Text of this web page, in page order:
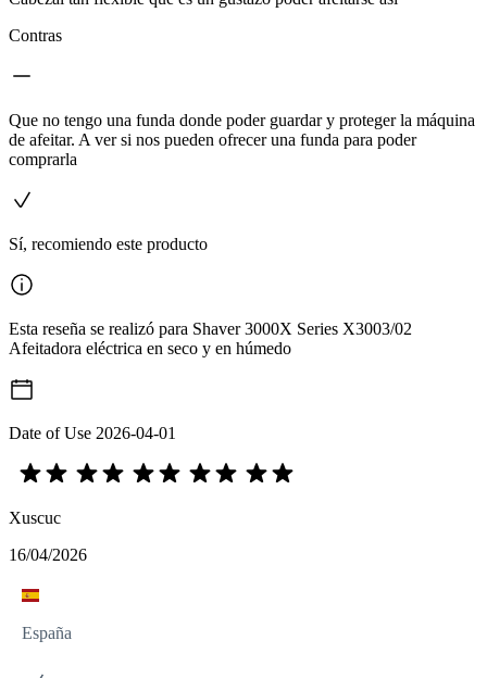
Contras
Que no tengo una funda donde poder guardar y proteger la máquina
de afeitar. A ver si nos pueden ofrecer una funda para poder
comprarla
Sí, recomiendo este producto
Esta reseña se realizó para Shaver 3000X Series X3003/02
Afeitadora eléctrica en seco y en húmedo
Date of Use 2026-04-01
Xuscuc
16/04/2026
España